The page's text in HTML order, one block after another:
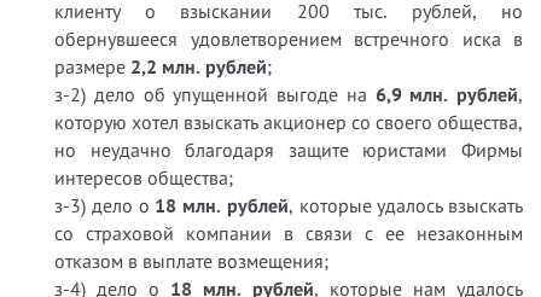
клиенту о взыскании 200 тыс. рублей, но
обернувшееся удовлетворением встречного иска в
размере 2,2 млн. рублей;
з-2) дело об упущенной выгоде на 6,9 млн. рублей,
которую хотел взыскать акционер со своего общества,
но неудачно благодаря защите юристами Фирмы
интересов общества;
з-3) дело о 18 млн. рублей, которые удалось взыскать
со страховой компании в связи с ее незаконным
отказом в выплате возмещения;
з-4) дело о 18 млн. рублей, которые нам удалось